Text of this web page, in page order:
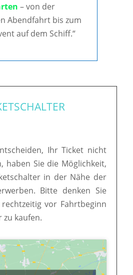
– von der
Abendfahrt bis zum
auf dem Schiff.“
Ihr Ticket nicht
haben Sie die Möglichkeit,
in der Nähe der
Bitte denken Sie
vor Fahrtbeginn
zu kaufen.